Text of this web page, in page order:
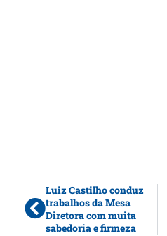
Luiz Castilho conduz
trabalhos da Mesa
Diretora com muita
sabedoria e firmeza